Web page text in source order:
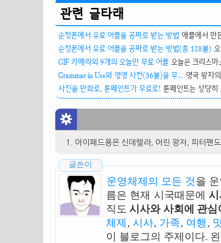
관련 글타래
순정폰에서 유료 어플을 공짜로 받는 방법 애플에서 만
순정폰에서 유료 어플을 공짜로 받는 방법(총 128불)
GIF 카메라외 9개의 오늘만 무료 어플 오늘은 크리스
Grammar in Use와 영영 사전(36불)을 무... 영국 왕자
사진을 만화로, 툰페인트가 무료로! 툰페인트는 상당히
아이패드용은 신데렐라, 어린 왕자, 피터팬
글쓴이
운영체제의 모든 것 을
름은 현재 시국때문에
직도 시사와 사회에 관
체제 , 시사, 가족, 여행 ,
이 블로그의 주제이다.